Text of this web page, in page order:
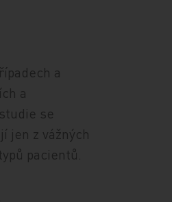
a
a
se
jen z vážných
pacientů.